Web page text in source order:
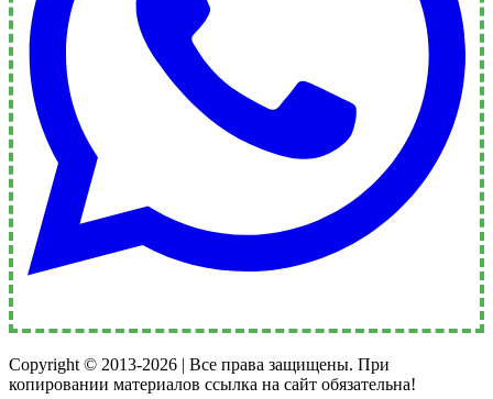
Copyright © 2013-2026 | Все права защищены. При
копировании материалов ссылка на сайт обязательна!